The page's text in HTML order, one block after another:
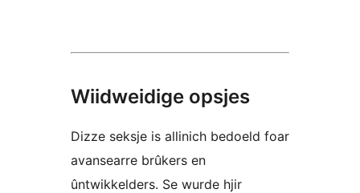
Wiidweidige opsjes
Dizze seksje is allinich bedoeld foar
avansearre brûkers en
ûntwikkelders. Se wurde hjir